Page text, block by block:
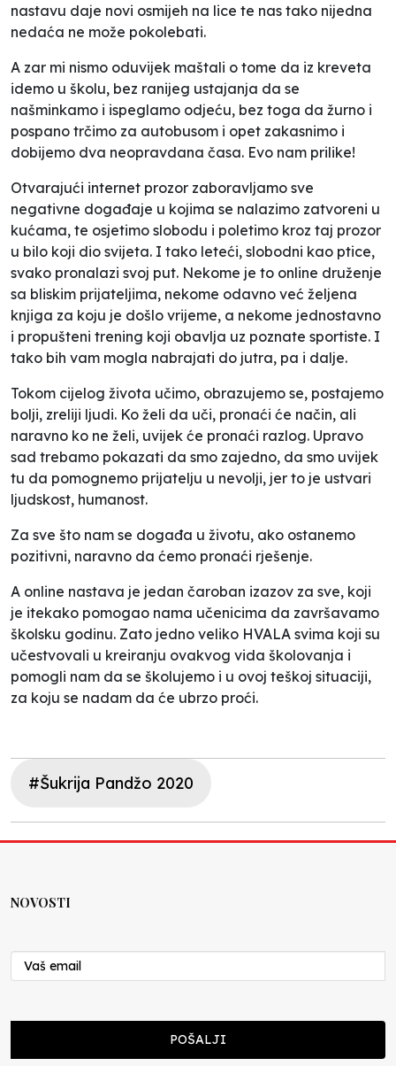
nastavu daje novi osmijeh na lice te nas tako nijedna
nedaća ne može pokolebati.
A zar mi nismo oduvijek maštali o tome da iz kreveta
idemo u školu, bez ranijeg ustajanja da se
našminkamo i ispeglamo odjeću, bez toga da žurno i
pospano trčimo za autobusom i opet zakasnimo i
dobijemo dva neopravdana časa. Evo nam prilike!
Otvarajući internet prozor zaboravljamo sve
negativne događaje u kojima se nalazimo zatvoreni u
kućama, te osjetimo slobodu i poletimo kroz taj prozor
u bilo koji dio svijeta. I tako leteći, slobodni kao ptice,
svako pronalazi svoj put. Nekome je to online druženje
sa bliskim prijateljima, nekome odavno već željena
knjiga za koju je došlo vrijeme, a nekome jednostavno
i propušteni trening koji obavlja uz poznate sportiste. I
tako bih vam mogla nabrajati do jutra, pa i dalje.
Tokom cijelog života učimo, obrazujemo se, postajemo
bolji, zreliji ljudi. Ko želi da uči, pronaći će način, ali
naravno ko ne želi, uvijek će pronaći razlog. Upravo
sad trebamo pokazati da smo zajedno, da smo uvijek
tu da pomognemo prijatelju u nevolji, jer to je ustvari
ljudskost, humanost.
Za sve što nam se događa u životu, ako ostanemo
pozitivni, naravno da ćemo pronaći rješenje.
A online nastava je jedan čaroban izazov za sve, koji
je itekako pomogao nama učenicima da završavamo
školsku godinu. Zato jedno veliko HVALA svima koji su
učestvovali u kreiranju ovakvog vida školovanja i
pomogli nam da se školujemo i u ovoj teškoj situaciji,
za koju se nadam da će ubrzo proći.
#Šukrija Pandžo 2020
NOVOSTI
POŠALJI